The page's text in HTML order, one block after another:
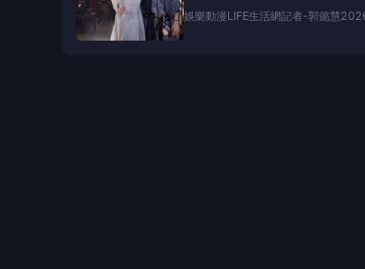
話，然後也比較懦弱、膽
娛樂動漫LIFE生活網記者-郭懿慧